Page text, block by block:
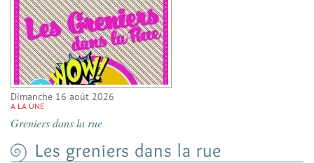
Dimanche 16 août 2026
A LA UNE
Greniers dans la rue
Les greniers dans la rue